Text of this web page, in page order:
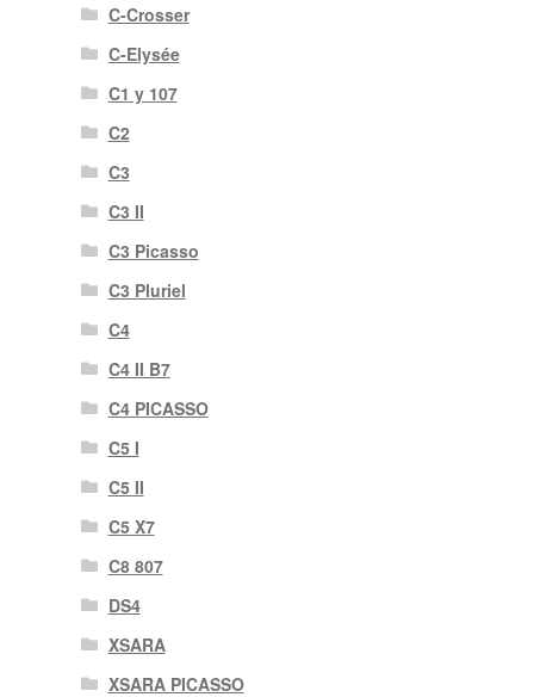
C-Crosser
C-Elysée
C1 y 107
C2
C3
C3 II
C3 Picasso
C3 Pluriel
C4
C4 II B7
C4 PICASSO
C5 I
C5 II
C5 X7
C8 807
DS4
XSARA
XSARA PICASSO